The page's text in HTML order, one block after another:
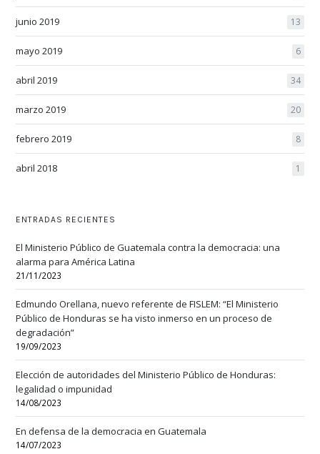
junio 2019 13
mayo 2019 6
abril 2019 34
marzo 2019 20
febrero 2019 8
abril 2018 1
ENTRADAS RECIENTES
El Ministerio Público de Guatemala contra la democracia: una
alarma para América Latina
21/11/2023
Edmundo Orellana, nuevo referente de FISLEM: “El Ministerio
Público de Honduras se ha visto inmerso en un proceso de
degradación”
19/09/2023
Elección de autoridades del Ministerio Público de Honduras:
legalidad o impunidad
14/08/2023
En defensa de la democracia en Guatemala
14/07/2023